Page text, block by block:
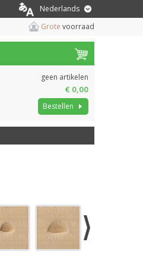
Nederlands
Grote voorraad
geen artikelen
€ 0,00
Bestellen